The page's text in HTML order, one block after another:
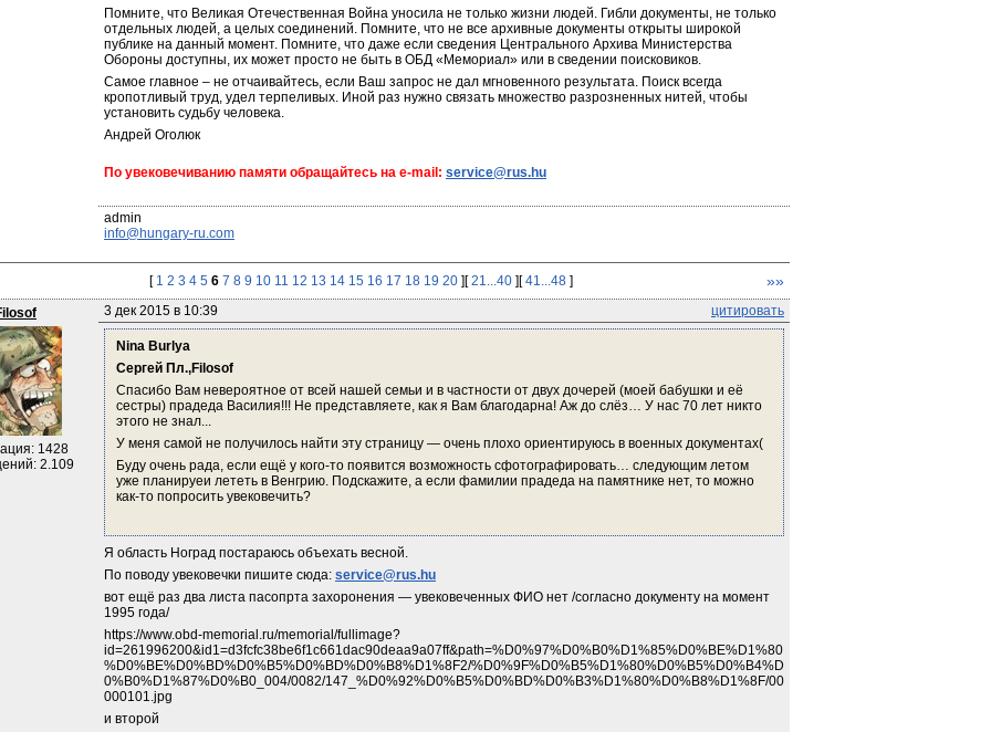
Помните, что Великая Отечественная Война уносила не только жизни людей. Гибли документы, не только
отдельных людей, а целых соединений. Помните, что не все архивные документы открыты широкой
публике на данный момент. Помните, что даже если сведения Центрального Архива Министерства
Обороны доступны, их может просто не быть в ОБД «Мемориал» или в сведении поисковиков.
Самое главное – не отчаивайтесь, если Ваш запрос не дал мгновенного результата. Поиск всегда
кропотливый труд, удел терпеливых. Иной раз нужно связать множество разрозненных нитей, чтобы
установить судьбу человека.
Андрей Оголюк
По увековечиванию памяти обращайтесь на e-mail: service@rus.hu
info@hungary-ru.com
[ 1 2 3 4 5 6 7 8 9 10 11 12 13 14 15 16 17 18 19 20 ][21...40 ][41...48 ] »»
1428
2.109
3 дек 2015 в 10:39 цитировать
Nina Burlya
Сергей Пл.,Filosof
Спасибо Вам невероятное от всей нашей семьи и в частности от двух дочерей (моей бабушки и её
сестры) прадеда Василия!!! Не представляете, как я Вам благодарна! Аж до слёз… У нас 70 лет никто
этого не знал...
У меня самой не получилось найти эту страницу — очень плохо ориентируюсь в военных документах(
Буду очень рада, если ещё у кого-то появится возможность сфотографировать… следующим летом
уже планируеи лететь в Венгрию. Подскажите, а если фамилии прадеда на памятнике нет, то можно
как-то попросить увековечить?
Я область Ноград постараюсь объехать весной.
По поводу увековечки пишите сюда: service@rus.hu
вот ещё раз два листа пасопрта захоронения — увековеченных ФИО нет /согласно документу на момент
1995 года/
https://www.obd-memorial.ru/memorial/fullimage?
id=261996200&id1=d3fcfc38be6f1c661dac90deaa9a07ff&path=%D0%97%D0%B0%D1%85%D0%BE%D1%80
%D0%BE%D0%BD%D0%B5%D0%BD%D0%B8%D1%8F2/%D0%9F%D0%B5%D1%80%D0%B5%D0%B4%D
0%B0%D1%87%D0%B0_004/0082/147_%D0%92%D0%B5%D0%BD%D0%B3%D1%80%D0%B8%D1%8F/00
000101.jpg
и второй